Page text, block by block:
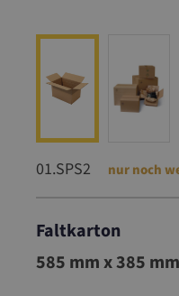
01.SPS2 nur noch
Faltkarton
01.SPS2
585 mm x 385